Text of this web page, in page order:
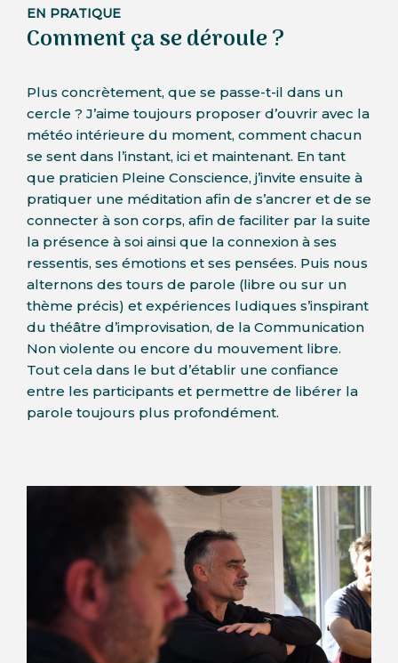
EN PRATIQUE
Comment ça se déroule ?
Plus concrètement, que se passe-t-il dans un
cercle ? J’aime toujours proposer d’ouvrir avec la
météo intérieure du moment, comment chacun
se sent dans l’instant, ici et maintenant. En tant
que praticien Pleine Conscience, j’invite ensuite à
pratiquer une méditation afin de s’ancrer et de se
connecter à son corps, afin de faciliter par la suite
la présence à soi ainsi que la connexion à ses
ressentis, ses émotions et ses pensées. Puis nous
alternons des tours de parole (libre ou sur un
thème précis) et expériences ludiques s’inspirant
du théâtre d’improvisation, de la Communication
Non violente ou encore du mouvement libre.
Tout cela dans le but d’établir une confiance
entre les participants et permettre de libérer la
parole toujours plus profondément.